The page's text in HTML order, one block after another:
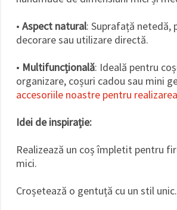
• Aspect natural: Suprafață netedă,
decorare sau utilizare directă.
• Multifuncțională: Ideală pentru
organizare, coșuri cadou sau mini
accesoriile noastre pentru
Idei de inspirație:
Realizează un coș împletit pentru
mici.
Croșetează o gentuță cu un stil unic.